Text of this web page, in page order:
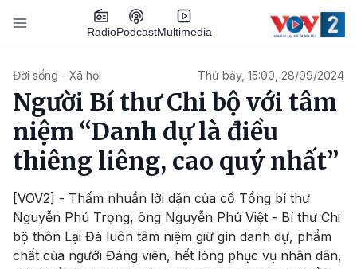
Nhảy đến nội dung
RadioPodcastMultimedia
Đời sống - Xã hội Thứ bảy, 15:00, 28/09/2024
Người Bí thư Chi bộ với tâm
niệm “Danh dự là điều
thiêng liêng, cao quý nhất”
[VOV2] - Thấm nhuần lời dặn của cố Tổng bí thư
Nguyễn Phú Trọng, ông Nguyễn Phú Việt - Bí thư Chi
bộ thôn Lại Đà luôn tâm niệm giữ gìn danh dự, phẩm
chất của người Đảng viên, hết lòng phục vụ nhân dân,